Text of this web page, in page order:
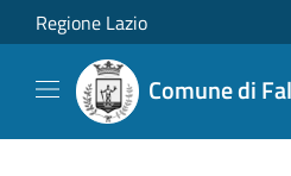
Salta al contenuto principale
Regione Lazio
Comune di